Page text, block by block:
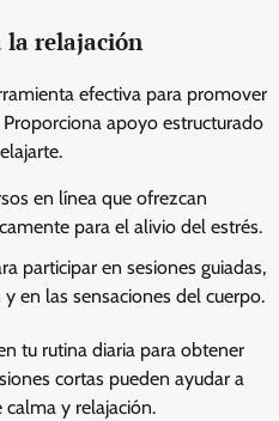
la relajación
efectiva para promover
apoyo estructurado
en línea que ofrezcan
para el alivio del estrés.
participar en sesiones guiadas,
en las sensaciones del cuerpo.
tu rutina diaria para obtener
cortas pueden ayudar a
y relajación.